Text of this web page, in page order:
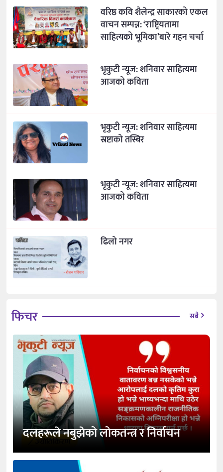
वरिष्ठ कवि शैलेन्द्र साकारको एकल
वाचन सम्पन्न: ‘राष्ट्रियतामा
साहित्यको भूमिका’बारे गहन चर्चा
भृकुटी न्यूज: शनिवार साहित्यमा
आजको कविता
भृकुटी न्यूज: शनिवार साहित्यमा
स्रष्टाको तस्बिर
भृकुटी न्यूज: शनिवार साहित्यमा
आजको कविता
ढिलो नगर
फिचर सबै
दलहरूले नबुझेको लोकतन्त्र र निर्वाचन